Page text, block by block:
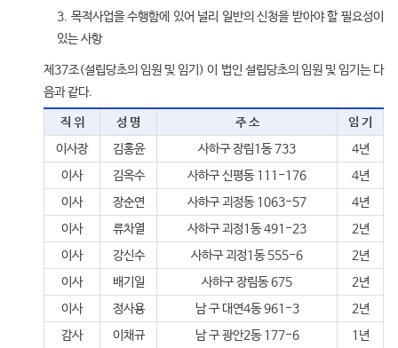
3. 목적사업을 수행함에 있어 널리 일반의 신청을 받아야 할 필요성이
있는 사항
제37조(설립당초의 임원 및 임기) 이 법인 설립당초의 임원 및 임기는 다
음과 같다.
직 위 성 명 주 소
임 기
이사장
김홍윤 사하구 장림1동 733
4년
이사
김옥수 사하구 신평동 111-176
4년
이사
장순연 사하구 괴정동 1063-57
4년
이사
류차열 사하구 괴정1동 491-23
2년
이사
강신수 사하구 괴정1동 555-6
2년
이사
배기일 사하구 장림동 675
2년
이사
정사용 남 구 대연4동 961-3
2년
감사
이채규 남 구 광안2동 177-6
1년